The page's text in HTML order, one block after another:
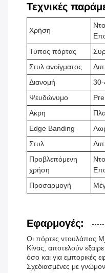
Τεχνικές
Χρήση
Τύπος πόρτας
Στυλ ανοίγματος
Διανομή
30-
Ψευδώνυμο
Ακρη
Edge Banding
Στυλ
Προβλεπόμενη
χρήση
Προσαρμογή
Εφαρμογές:
Οι πόρτες ντουλάπας
Κίνας, αποτελούν
όσο και για εμπορικές
Σχεδιασμένες με